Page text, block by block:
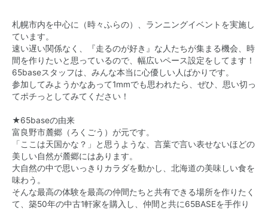
札幌市内を中心に（時々ふらの）、ランニングイベントを実施し
ています。
速い遅い関係なく、『走るのが好き』な人たちが集まる機会、時
間を作りたいと思っているので、幅広いペース設定をしてます！
65baseスタッフは、みんな本当に心優しい人ばかりです。
参加してみようかなあって1mmでも思われたら、ぜひ、思い切っ
てポチっとしてみてください！
★65baseの由来
富良野市麓郷（ろくごう）が元です。
「ここは天国かな？」と思うような、言葉で言い表せないほどの
美しい自然が麓郷にはあります。
大自然の中で思いっきりカラダを動かし、北海道の美味しい食を
味わう。
そんな最高の体験を最高の仲間たちと共有できる場所を作りたく
て、築50年の中古1軒家を購入し、仲間と共に65BASEを手作り